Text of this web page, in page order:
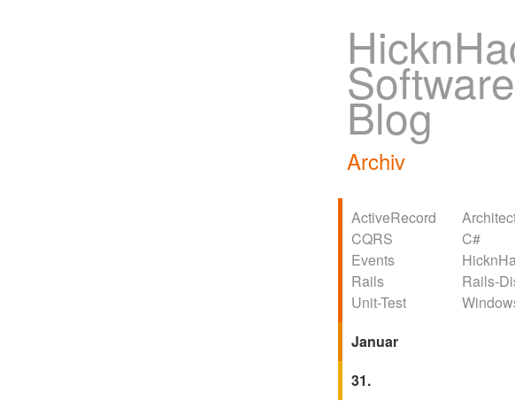
Software
Blog
Archiv
ActiveRecord
CQRS
C#
Events
Rails
Rails-
Unit-Test
Januar
31.